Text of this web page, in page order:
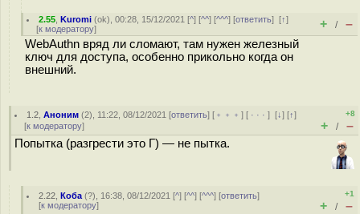
2.55 ,Kuromi (ok), 00:28, 15/12/2021 [^] [^^] [^^^] [ответить][↑]
[к модератору] + / –
WebAuthn вряд ли сломают, там нужен железный
ключ для доступа, особенно прикольно когда он
внешний.
1.2 ,Аноним (2), 11:22, 08/12/2021 [ответить] [ ﹢﹢﹢] [ · · ·][↓] [↑]
[к модератору]
+8
+ / –
Попытка (разгрести это Г) — не пытка.
2.22 ,Коба (?), 16:38, 08/12/2021 [^] [^^] [^^^] [ответить]
[к модератору]
+1
+ / –